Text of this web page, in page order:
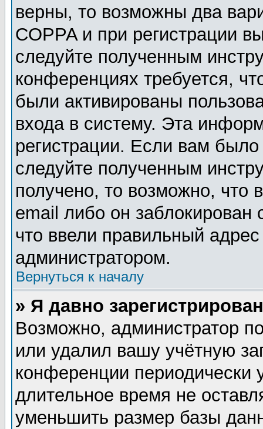
верны, то возможны два
COPPA и при регистрации
следуйте полученным
конференциях требуется,
были активированы
входа в систему. Эта
регистрации. Если вам
следуйте полученным
получено, то возможно, что
email либо он
что ввели правильный
администратором.
Вернуться к началу
» Я давно
Возможно, администратор
или удалил вашу учётную
конференции периодически
длительное время не
уменьшить размер базы